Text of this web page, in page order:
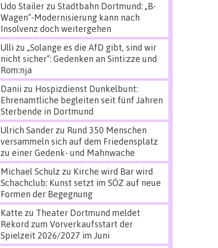
Udo Stailerzu Stadtbahn Dortmund: „B-
Wagen“-Modernisierung kann nach
Insolvenz doch weitergehen
Ulli zu „Solange es die AfD gibt, sind wir
nicht sicher“: Gedenken an Sinti:zze und
Rom:nja
Danii zu Hospizdienst Dunkelbunt:
Ehrenamtliche begleiten seit fünf Jahren
Sterbende in Dortmund
Ulrich Sanderzu Rund 350 Menschen
versammeln sich auf dem Friedensplatz
zu einer Gedenk- und Mahnwache
Michael Schulz zu Kirche wird Bar wird
Schachclub: Kunst setzt im SÖZ auf neue
Formen der Begegnung
Katte zu Theater Dortmund meldet
Rekord zum Vorverkaufsstart der
Spielzeit 2026/2027 im Juni